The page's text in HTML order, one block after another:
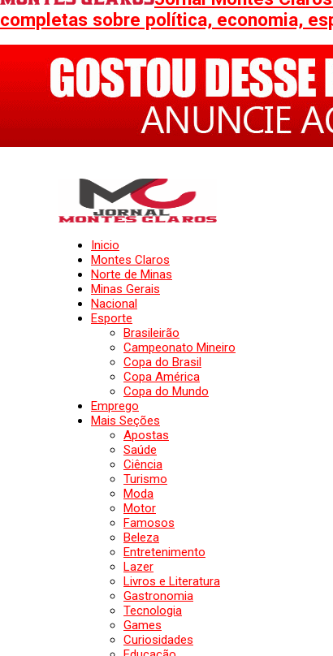
completas sobre política, economia,
Inicio
Montes Claros
Norte de Minas
Minas Gerais
Nacional
Esporte
Brasileirão
Campeonato Mineiro
Copa do Brasil
Copa América
Copa do Mundo
Emprego
Mais Seções
Apostas
Saúde
Ciência
Turismo
Moda
Motor
Famosos
Beleza
Entretenimento
Lazer
Livros e Literatura
Gastronomia
Tecnologia
Games
Curiosidades